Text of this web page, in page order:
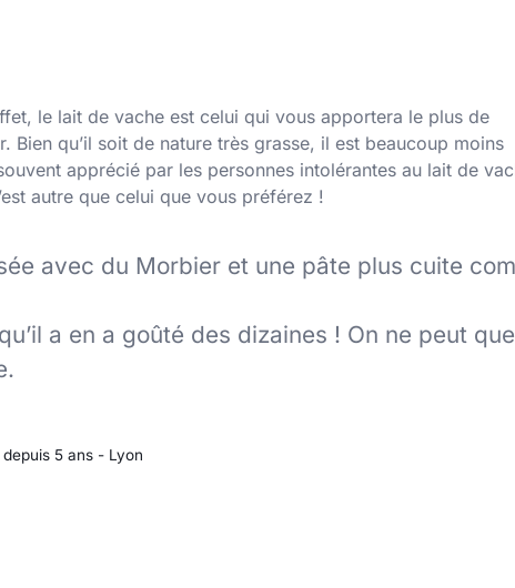
le lait de vache est celui qui vous apportera le plus de
Bien qu’il soit de nature très grasse, il est beaucoup moins
apprécié par les personnes intolérantes au lait de
autre que celui que vous préférez !
avec du Morbier et une pâte plus cuite
a en a goûté des dizaines ! On ne peut
5 ans - Lyon